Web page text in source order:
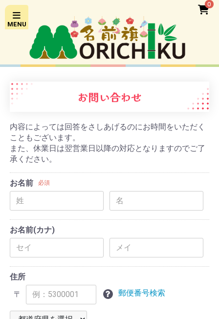
MENU
0
お問い合わせ
内容によっては回答をさしあげるのにお時間をいただく
こともございます。
また、休業日は翌営業日以降の対応となりますのでご了
承ください。
お名前 必須
お名前(カナ)
住所
〒
郵便番号検索